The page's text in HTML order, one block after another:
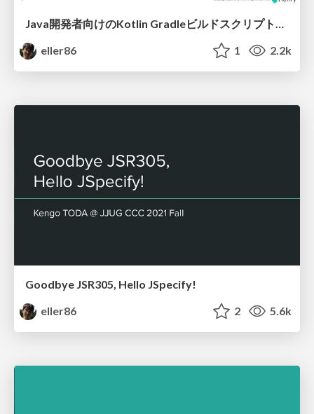
eller86
1 2.2k
Goodbye JSR305, Hello JSpecify!
eller86
2 5.6k